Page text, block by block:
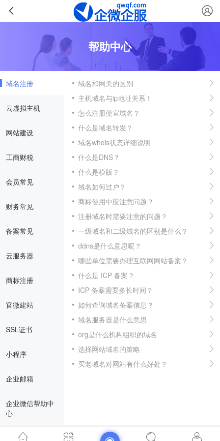
帮助中心
域名注册
云虚拟主机
网站建设
工商财税
会员常见
财务常见
备案常见
云服务器
商标注册
官微建站
SSL证书
小程序
企业邮箱
企业微信帮助中
心
域名和网关的区别
主机域名与ip地址关系！
怎么注册便宜域名？
什么是域名转发？
域名whois状态详细说明
什么是DNS？
什么是模版？
域名如何过户？
商标使用中应注意问题？
注册域名时需要注意的问题？
一级域名和二级域名的区别是什么？
ddns是什么意思呢？
哪些单位需要办理互联网网站备案？
什么是 ICP 备案？
ICP 备案需要多长时间？
如何查询域名备案信息？
域名服务器是什么意思
org是什么机构组织的域名
选择网站域名的策略
买老域名对网站有什么好处？